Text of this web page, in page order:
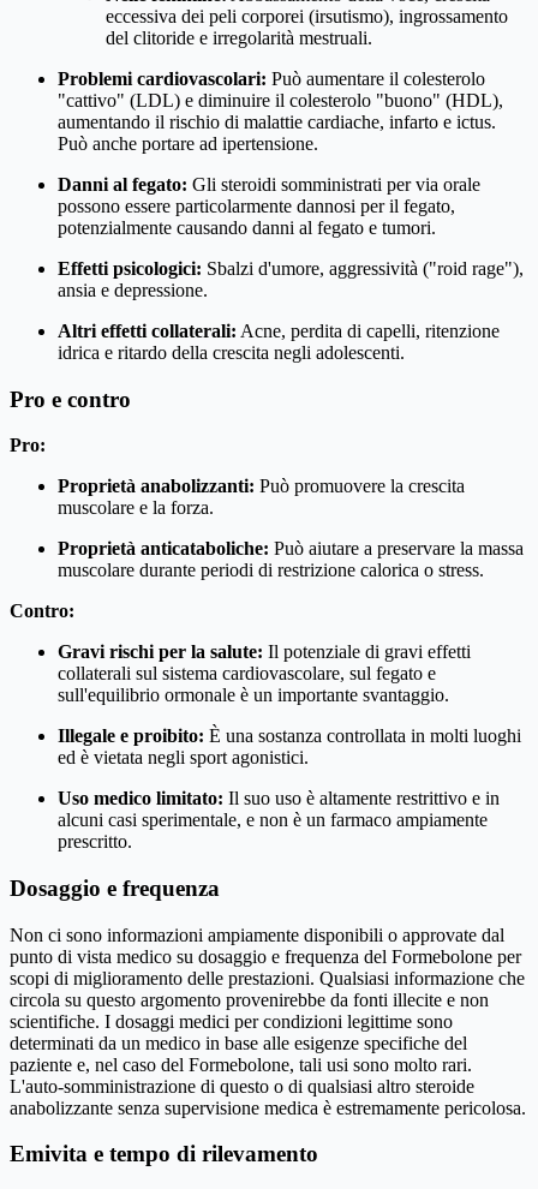
eccessiva dei peli corporei (irsutismo), ingrossamento
del clitoride e irregolarità mestruali.
Problemi cardiovascolari: Può aumentare il colesterolo
"cattivo" (LDL) e diminuire il colesterolo "buono" (HDL),
aumentando il rischio di malattie cardiache, infarto e ictus.
Può anche portare ad ipertensione.
Danni al fegato: Gli steroidi somministrati per via orale
possono essere particolarmente dannosi per il fegato,
potenzialmente causando danni al fegato e tumori.
Effetti psicologici: Sbalzi d'umore, aggressività ("roid rage"),
ansia e depressione.
Altri effetti collaterali: Acne, perdita di capelli, ritenzione
idrica e ritardo della crescita negli adolescenti.
Pro e contro
Pro:
Proprietà anabolizzanti: Può promuovere la crescita
muscolare e la forza.
Proprietà anticataboliche: Può aiutare a preservare la massa
muscolare durante periodi di restrizione calorica o stress.
Contro:
Gravi rischi per la salute: Il potenziale di gravi effetti
collaterali sul sistema cardiovascolare, sul fegato e
sull'equilibrio ormonale è un importante svantaggio.
Illegale e proibito: È una sostanza controllata in molti luoghi
ed è vietata negli sport agonistici.
Uso medico limitato: Il suo uso è altamente restrittivo e in
alcuni casi sperimentale, e non è un farmaco ampiamente
prescritto.
Dosaggio e frequenza
Non ci sono informazioni ampiamente disponibili o approvate dal
punto di vista medico su dosaggio e frequenza del Formebolone per
scopi di miglioramento delle prestazioni. Qualsiasi informazione che
circola su questo argomento provenirebbe da fonti illecite e non
scientifiche. I dosaggi medici per condizioni legittime sono
determinati da un medico in base alle esigenze specifiche del
paziente e, nel caso del Formebolone, tali usi sono molto rari.
L'auto-somministrazione di questo o di qualsiasi altro steroide
anabolizzante senza supervisione medica è estremamente pericolosa.
Emivita e tempo di rilevamento